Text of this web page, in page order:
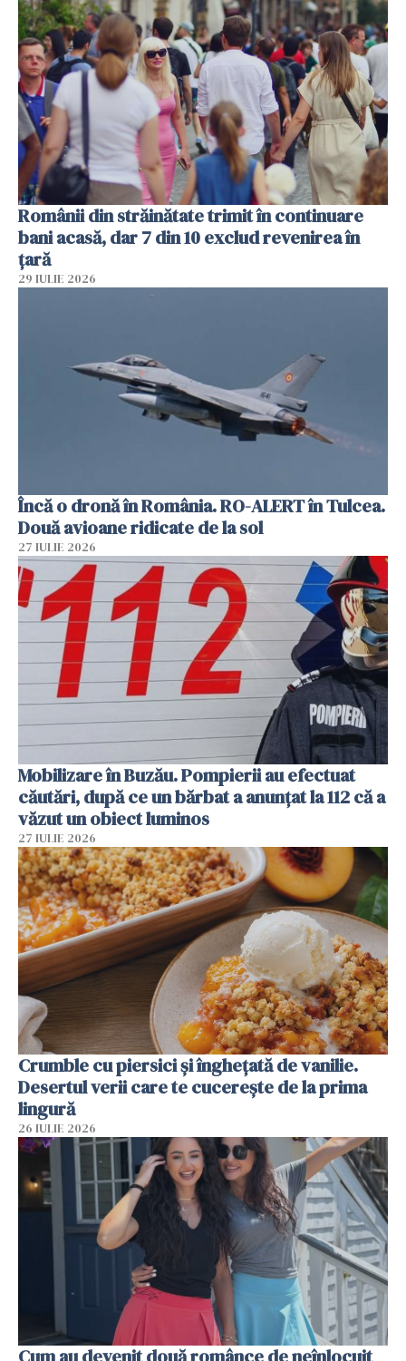
Românii din străinătate trimit în continuare
bani acasă, dar 7 din 10 exclud revenirea în
țară
29 IULIE 2026
Încă o dronă în România. RO-ALERT în Tulcea.
Două avioane ridicate de la sol
27 IULIE 2026
Mobilizare în Buzău. Pompierii au efectuat
căutări, după ce un bărbat a anunțat la 112 că a
văzut un obiect luminos
27 IULIE 2026
Crumble cu piersici și înghețată de vanilie.
Desertul verii care te cucerește de la prima
lingură
26 IULIE 2026